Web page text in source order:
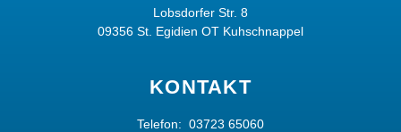
Lobsdorfer Str. 8
09356 St. Egidien OT Kuhschnappel
KONTAKT
Telefon: 03723 65060